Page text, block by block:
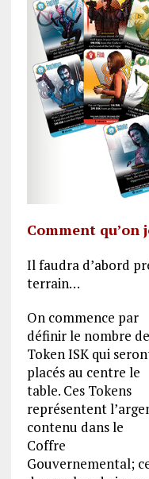
Comment qu’on
Il faudra d’abord
terrain…
On commence par
définir le nombre de
Token ISK qui
placés au centre le
table. Ces Tokens
représentent
contenu dans le
Coffre
Gouvernemental;